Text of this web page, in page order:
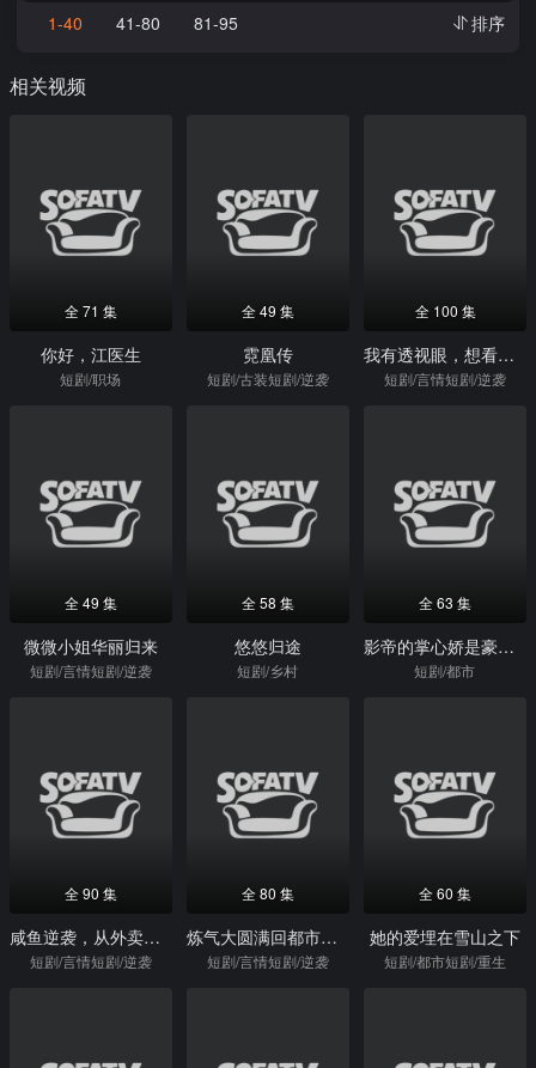
1-40 41-80 81-95 排序
相关视频
全 71 集
你好，江医生
短剧/职场
全 49 集
霓凰传
短剧/古装短剧/逆袭
全 100 集
我有透视眼，想看哪儿看哪儿
短剧/言情短剧/逆袭
全 49 集
微微小姐华丽归来
短剧/言情短剧/逆袭
全 58 集
悠悠归途
短剧/乡村
全 63 集
影帝的掌心娇是豪门千金
短剧/都市
全 90 集
咸鱼逆袭，从外卖员到综艺顶流
短剧/言情短剧/逆袭
全 80 集
炼气大圆满回都市分手你哭什么
短剧/言情短剧/逆袭
全 60 集
她的爱埋在雪山之下
短剧/都市短剧/重生